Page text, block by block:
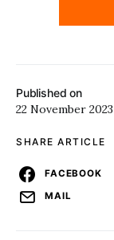
Published on
22 November 2023
SHARE ARTICLE
FACEBOOK
MAIL